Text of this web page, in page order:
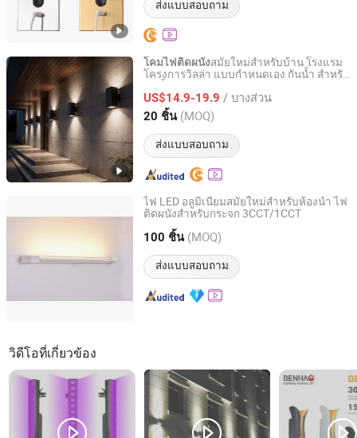
ส่งแบบสอบถาม
โคมไฟติดผนังสมัยใหม่สำหรับบ้าน โรงแรม
โครงการวิลล่า แบบกำหนดเอง กันน้ำ สำหรับ
US$14.9-19.9 / บางส่วน
20 ชิ้น (MOQ)
ส่งแบบสอบถาม
Jiangmen Synno Lighting Co., Ltd.
Guangdong, China อัตราจาก 2020
ไฟ LED อลูมิเนียมสมัยใหม่สำหรับห้องน้ำ ไฟ
ติดผนังสำหรับกระจก 3CCT/1CCT
100 ชิ้น (MOQ)
ส่งแบบสอบถาม
Zhongshan LTSD Lighting Co., Ltd.
Guangdong, China อัตราจาก 2024
วิดีโอที่เกี่ยวข้อง